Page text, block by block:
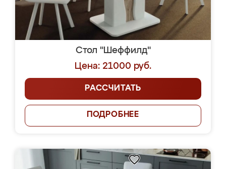
Стол "Шеффилд"
Цена: 21000 руб.
РАССЧИТАТЬ
ПОДРОБНЕЕ